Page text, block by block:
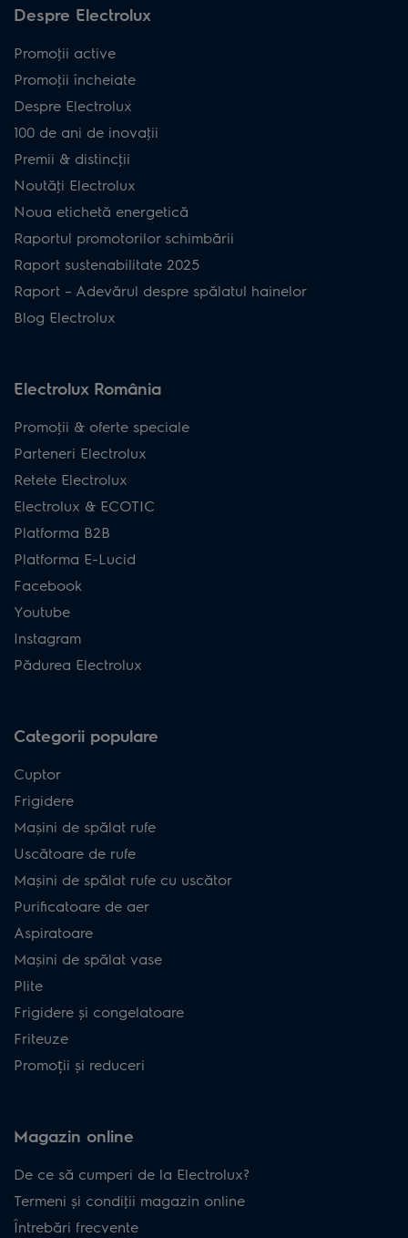
Despre Electrolux
Promoţii active
Promoţii încheiate
Despre Electrolux
100 de ani de inovaţii
Premii & distincţii
Noutăţi Electrolux
Noua etichetă energetică
Raportul promotorilor schimbării
Raport sustenabilitate 2025
Raport – Adevărul despre spălatul hainelor
Blog Electrolux
Electrolux România
Promoţii & oferte speciale
Parteneri Electrolux
Retete Electrolux
Electrolux & ECOTIC
Platforma B2B
Platforma E-Lucid
Facebook
Youtube
Instagram
Pădurea Electrolux
Categorii populare
Cuptor
Frigidere
Mașini de spălat rufe
Uscătoare de rufe
Mașini de spălat rufe cu uscător
Purificatoare de aer
Aspiratoare
Mașini de spălat vase
Plite
Frigidere și congelatoare
Friteuze
Promoții și reduceri
Magazin online
De ce să cumperi de la Electrolux?
Termeni și condiţii magazin online
Întrebări frecvente